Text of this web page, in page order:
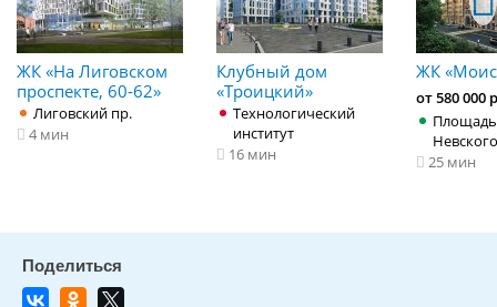
ЖК «На Лиговском
проспекте, 60-62»
Лиговский пр.
4 мин
Клубный дом
«Троицкий»
Технологический
институт
16 мин
ЖК
от 580 000
Площадь
Невского
25 мин